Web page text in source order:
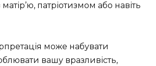
патріотизмом або навіть
може набувати
вашу вразливість,